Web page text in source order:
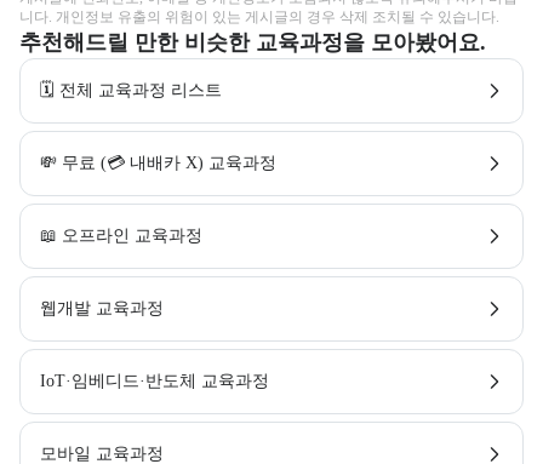
니다. 개인정보 유출의 위험이 있는 게시글의 경우 삭제 조치될 수 있습니다.
추천해드릴 만한 비슷한 교육과정을 모아봤어요.
🗓️ 전체 교육과정 리스트
💸 무료 (💳 내배카 X) 교육과정
📖 오프라인 교육과정
웹개발 교육과정
IoT·임베디드·반도체 교육과정
모바일 교육과정